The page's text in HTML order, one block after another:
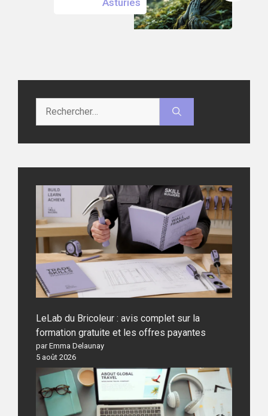
Asturies
LeLab du Bricoleur : avis complet sur la
formation gratuite et les offres payantes
par Emma Delaunay
5 août 2026